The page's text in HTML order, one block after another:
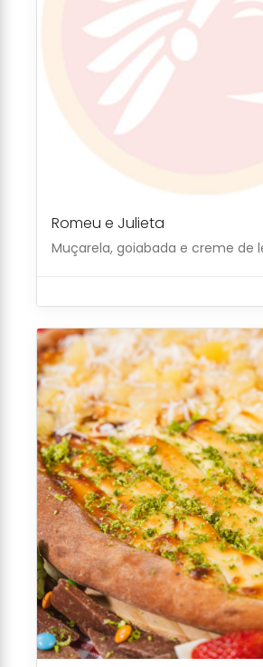
Romeu e Julieta
Muçarela, goiabada e creme de